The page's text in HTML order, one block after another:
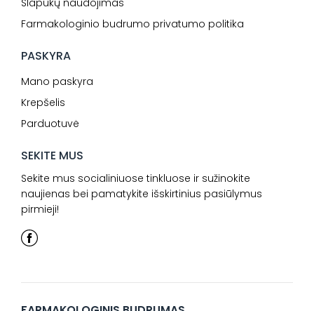
Slapukų naudojimas
Farmakologinio budrumo privatumo politika
PASKYRA
Mano paskyra
Krepšelis
Parduotuvė
SEKITE MUS
Sekite mus socialiniuose tinkluose ir sužinokite
naujienas bei pamatykite išskirtinius pasiūlymus
pirmieji!